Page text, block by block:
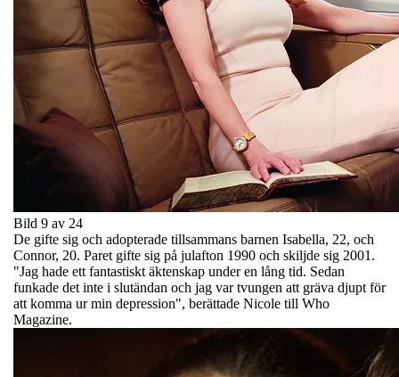
Bild 9 av 24
De gifte sig och adopterade tillsammans barnen Isabella, 22, och
Connor, 20. Paret gifte sig på julafton 1990 och skiljde sig 2001.
"Jag hade ett fantastiskt äktenskap under en lång tid. Sedan
funkade det inte i slutändan och jag var tvungen att gräva djupt för
att komma ur min depression", berättade Nicole till Who
Magazine.